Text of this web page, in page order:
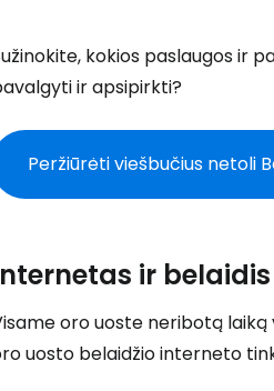
kokios paslaugos ir
ir apsipirkti?
Peržiūrėti viešbučius netoli
ir
oro uoste neribotą
uosto belaidžio interneto